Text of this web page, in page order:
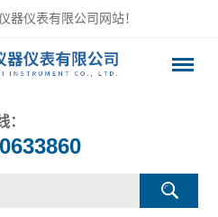
器仪表有限公司网站！
：